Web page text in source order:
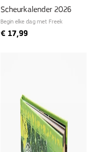
Scheurkalender 2026
Begin elke dag met Freek
€17,99